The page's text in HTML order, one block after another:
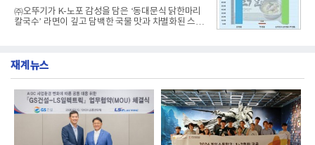
행 완성도 ▲첨단 편의 및 디지털 사양 적용 등을 통해
글로벌 준중형 세단의 새로운 기준을 세웠다.아반떼
는 가솔린 2.0과 1.6 하이브리드 두 가지 파워트레인
넘
㈜오뚜기가 K-노포 감성을 담은 ‘동대문식 닭한마리
칼국수’ 라면이 깊고 담백한 국물 맛과 차별화된 스토
단 18일 만에 누적 판매량 50만 개를 돌파하는 성과를
했다. 자극적이지 않으면서도 깊은 닭육수에 마늘의
개운한 풍미를 더했으며, 국물이 잘 배어들면서도 쫄
깃한 식감이 살아있는 칼국수 면발을 정교하게 구현
했다는게 회사측의 설명이다.실제 현장 시식 행사에
재계뉴스